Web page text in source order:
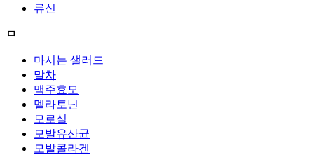
류신
ㅁ
마시는 샐러드
말차
맥주효모
멜라토닌
모로실
모발유산균
모발콜라겐